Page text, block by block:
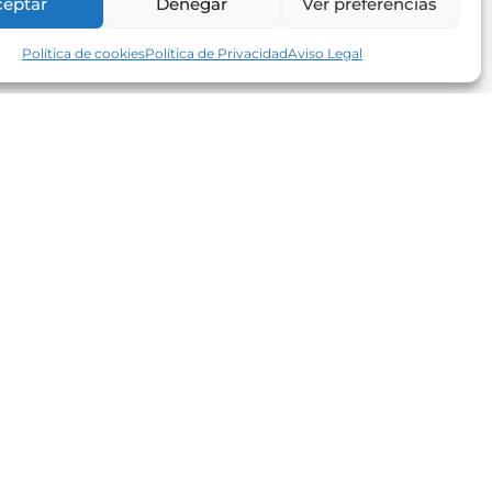
Política de cookiesPolítica de PrivacidadAviso Legal